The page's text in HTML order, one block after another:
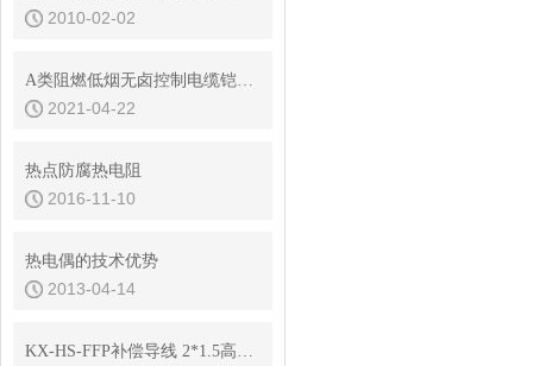
2010-02-02
A类阻燃低烟无卤控制电缆铠装型号选型
2021-04-22
热点防腐热电阻
2016-11-10
热电偶的技术优势
2013-04-14
KX-HS-FFP补偿导线 2*1.5高温系列规格书